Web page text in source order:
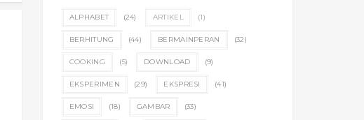
ALPHABET (24) ARTIKEL (1)
BERHITUNG (44) BERMAINPERAN (32)
COOKING (5) DOWNLOAD (9)
EKSPERIMEN (29) EKSPRESI (41)
EMOSI (18) GAMBAR (33)